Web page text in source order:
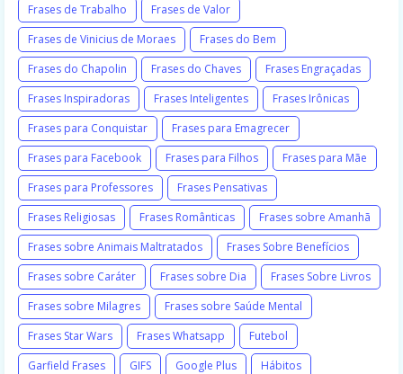
Frases de Trabalho
Frases de Valor
Frases de Vinicius de Moraes
Frases do Bem
Frases do Chapolin
Frases do Chaves
Frases Engraçadas
Frases Inspiradoras
Frases Inteligentes
Frases Irônicas
Frases para Conquistar
Frases para Emagrecer
Frases para Facebook
Frases para Filhos
Frases para Mãe
Frases para Professores
Frases Pensativas
Frases Religiosas
Frases Românticas
Frases sobre Amanhã
Frases sobre Animais Maltratados
Frases Sobre Benefícios
Frases sobre Caráter
Frases sobre Dia
Frases Sobre Livros
Frases sobre Milagres
Frases sobre Saúde Mental
Frases Star Wars
Frases Whatsapp
Futebol
Garfield Frases
GIFS Google Plus
Hábitos